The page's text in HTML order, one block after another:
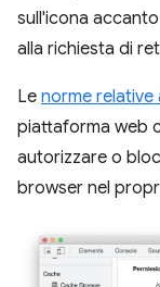
sull'icona
alla richiesta di
Le norme relative
piattaforma web
autorizzare o
browser nel